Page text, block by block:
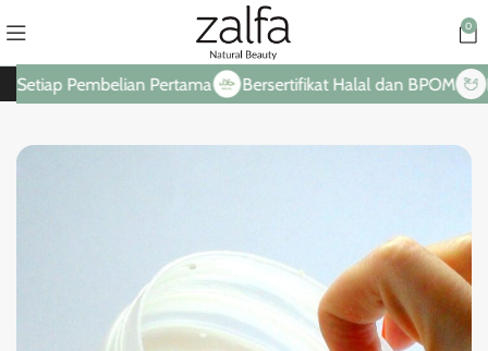
0
Pembelian Pertama Bersertifikat Halal dan BPOM